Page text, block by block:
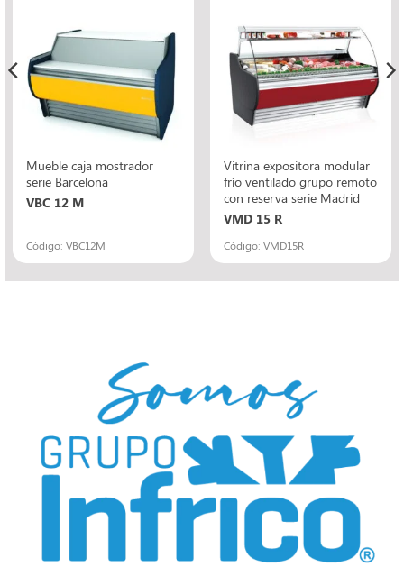
Mueble caja mostrador
serie Barcelona
VBC 12 M
Código: VBC12M
Vitrina expositora modular
frío ventilado grupo remoto
con reserva serie Madrid
VMD 15 R
Código: VMD15R